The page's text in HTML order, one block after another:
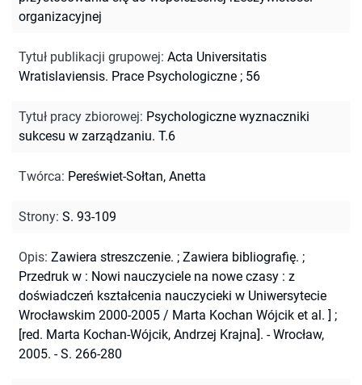
organizacyjnej
Tytuł publikacji grupowej: Acta Universitatis
Wratislaviensis. Prace Psychologiczne ; 56
Tytuł pracy zbiorowej: Psychologiczne wyznaczniki
sukcesu w zarządzaniu. T.6
Twórca: Pereświet-Sołtan, Anetta
Strony: S. 93-109
Opis: Zawiera streszczenie. ; Zawiera bibliografię. ;
Przedruk w : Nowi nauczyciele na nowe czasy : z
doświadczeń kształcenia nauczycieki w Uniwersytecie
Wrocławskim 2000-2005 / Marta Kochan Wójcik et al. ] ;
[red. Marta Kochan-Wójcik, Andrzej Krajna]. - Wrocław,
2005. - S. 266-280